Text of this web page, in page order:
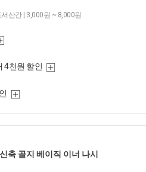
산간 | 3,000원 ~ 8,000원
4천원 할인
신축 골지 베이직 이너 나시